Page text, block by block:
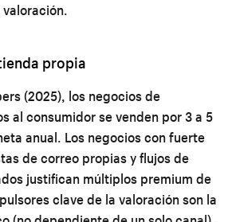
propia
(2025), los negocios de
al consumidor se venden por 3 a 5
anual. Los negocios con fuerte
de correo propias y flujos de
justifican múltiplos premium de
clave de la valoración son la